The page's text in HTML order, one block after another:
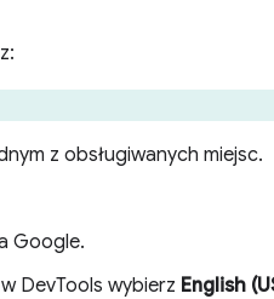
z obsługiwanych miejsc.
Google.
w DevTools wybierz English